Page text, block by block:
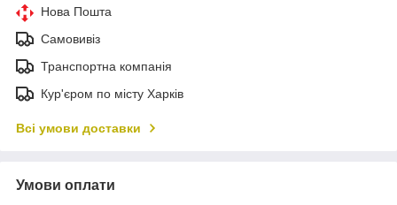
Нова Пошта
Самовивіз
Транспортна компанія
Кур'єром по місту Харків
Всі умови доставки
Умови оплати